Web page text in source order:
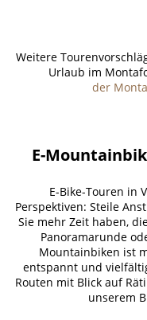
Weitere
Urlaub im
der
E-
E-Bike-Touren in
Perspektiven: Steile
Sie mehr Zeit haben,
Panoramarunde
Mountainbiken ist
entspannt und
Routen mit Blick auf
unserem